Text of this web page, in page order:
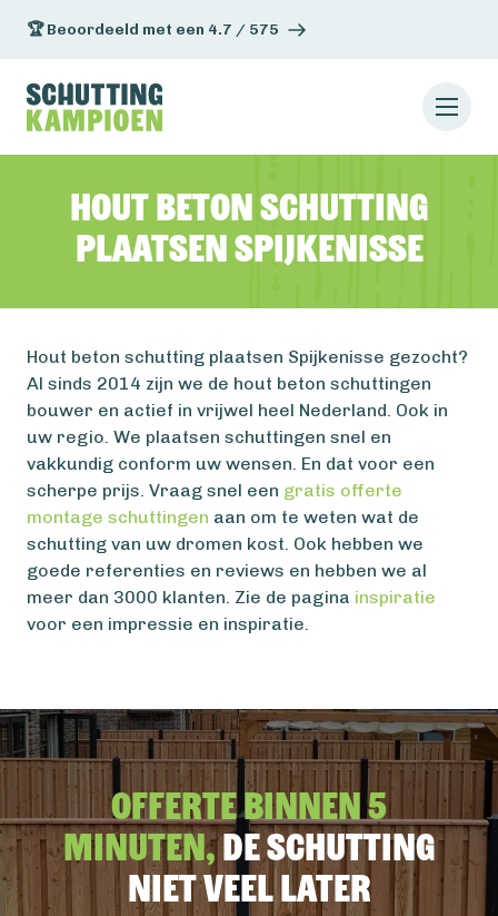
🏆 Beoordeeld met een 4.7 / 575
Hout beton schutting
plaatsen Spijkenisse
Hout beton schutting plaatsen Spijkenisse gezocht?
Al sinds 2014 zijn we de hout beton schuttingen
bouwer en actief in vrijwel heel Nederland. Ook in
uw regio. We plaatsen schuttingen snel en
vakkundig conform uw wensen. En dat voor een
scherpe prijs. Vraag snel een gratis offerte
montage schuttingen aan om te weten wat de
schutting van uw dromen kost. Ook hebben we
goede referenties en reviews en hebben we al
meer dan 3000 klanten. Zie de pagina inspiratie
voor een impressie en inspiratie.
Offerte binnen 5
minuten,De schutting
niet veel later